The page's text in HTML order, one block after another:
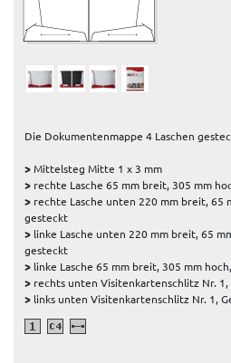
Die Dokumentenmappe 4 Laschen
>Mittelsteg Mitte 1 x 3 mm
> rechte Lasche 65 mm breit, 305 mm
> rechte Lasche unten 220 mm breit, 65
gesteckt
> linke Lasche unten 220 mm breit, 65
gesteckt
> linke Lasche 65 mm breit, 305 mm
> rechts unten Visitenkartenschlitz Nr.
> links unten Visitenkartenschlitz Nr. 1,